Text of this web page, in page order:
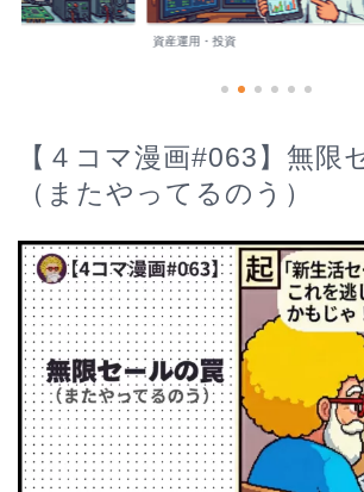
バイク（PCX）・ツーリング
【４コマ漫画#063】無限
（またやってるのう）